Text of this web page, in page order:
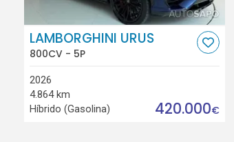
LAMBORGHINI URUS
800CV - 5P
2026
4.864 km
Híbrido (Gasolina)
420.000€